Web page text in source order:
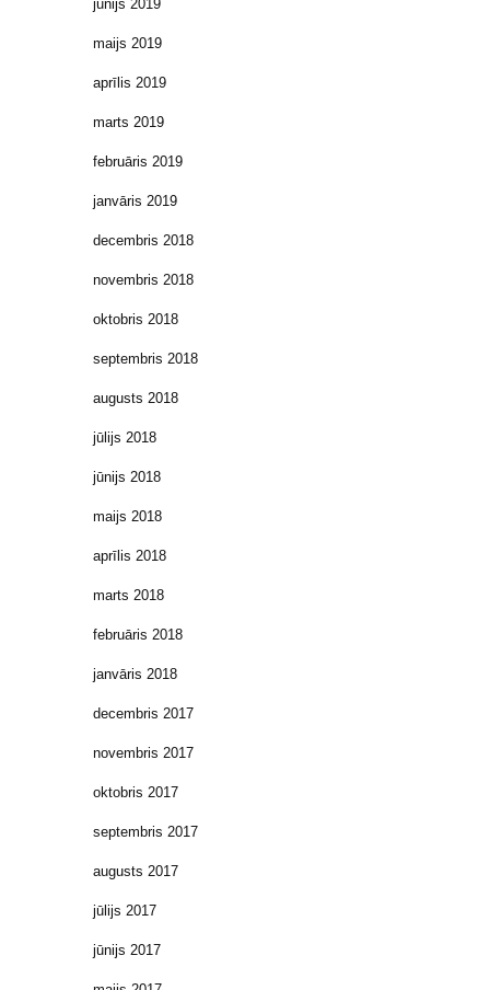
jūnijs 2019
maijs 2019
aprīlis 2019
marts 2019
februāris 2019
janvāris 2019
decembris 2018
novembris 2018
oktobris 2018
septembris 2018
augusts 2018
jūlijs 2018
jūnijs 2018
maijs 2018
aprīlis 2018
marts 2018
februāris 2018
janvāris 2018
decembris 2017
novembris 2017
oktobris 2017
septembris 2017
augusts 2017
jūlijs 2017
jūnijs 2017